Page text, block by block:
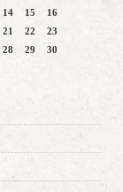
14 15
16
21 22
23
28 29
30